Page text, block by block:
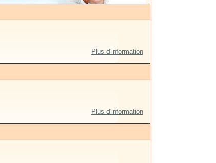
Plus d'information
Plus d'information